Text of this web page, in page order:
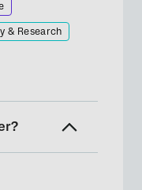
& Research